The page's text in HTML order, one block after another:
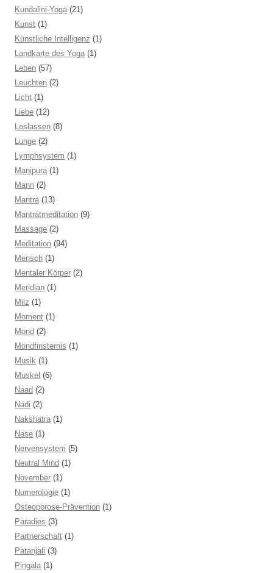
Kundalini-Yoga (21)
Kunst (1)
Künstliche Intelligenz (1)
Landkarte des Yoga (1)
Leben (57)
Leuchten (2)
Licht (1)
Liebe (12)
Loslassen (8)
Lunge (2)
Lymphsystem (1)
Manipura (1)
Mann (2)
Mantra (13)
Mantratmeditation (9)
Massage (2)
Meditation (94)
Mensch (1)
Mentaler Körper (2)
Meridian (1)
Milz (1)
Moment (1)
Mond (2)
Mondfinsternis (1)
Musik (1)
Muskel (6)
Naad (2)
Nadi (2)
Nakshatra (1)
Nase (1)
Nervensystem (5)
Neutral Mind (1)
November (1)
Numerologie (1)
Osteoporose-Prävention (1)
Paradies (3)
Partnerschaft (1)
Patanjali (3)
Pingala (1)